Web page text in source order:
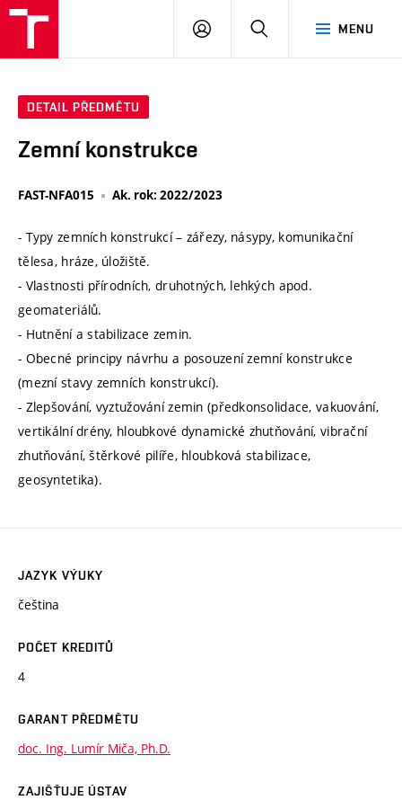
MENU
PŘIHLÁSIT
DETAIL PŘEDMĚTU
Zemní konstrukce
FAST-NFA015 Ak. rok: 2022/2023
- Typy zemních konstrukcí – zářezy, násypy, komunikační
tělesa, hráze, úložiště.
- Vlastnosti přírodních, druhotných, lehkých apod.
geomateriálů.
- Hutnění a stabilizace zemin.
- Obecné principy návrhu a posouzení zemní konstrukce
(mezní stavy zemních konstrukcí).
- Zlepšování, vyztužování zemin (předkonsolidace, vakuování,
vertikální drény, hloubkové dynamické zhutňování, vibrační
zhutňování, štěrkové pilíře, hloubková stabilizace,
geosyntetika).
JAZYK VÝUKY
čeština
POČET KREDITŮ
4
GARANT PŘEDMĚTU
doc. Ing. Lumír Miča, Ph.D.
ZAJIŠŤUJE ÚSTAV